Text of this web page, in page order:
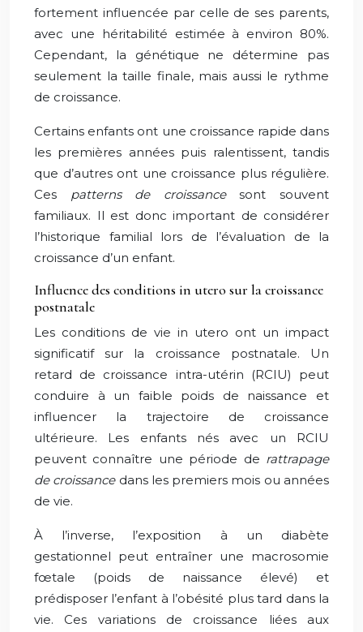
fortement influencée par celle de ses parents,
avec une héritabilité estimée à environ 80%.
Cependant, la génétique ne détermine pas
seulement la taille finale, mais aussi le rythme
de croissance.
Certains enfants ont une croissance rapide dans
les premières années puis ralentissent, tandis
que d’autres ont une croissance plus régulière.
Ces patterns de croissancesont souvent
familiaux. Il est donc important de considérer
l’historique familial lors de l’évaluation de la
croissance d’un enfant.
Influence des conditions in utero sur la croissance
postnatale
Les conditions de vie in utero ont un impact
significatif sur la croissance postnatale. Un
retard de croissance intra-utérin (RCIU) peut
conduire à un faible poids de naissance et
influencer la trajectoire de croissance
ultérieure. Les enfants nés avec un RCIU
peuvent connaître une période de rattrapage
de croissance dans les premiers mois ou années
de vie.
À l’inverse, l’exposition à un diabète
gestationnel peut entraîner une macrosomie
fœtale (poids de naissance élevé) et
prédisposer l’enfant à l’obésité plus tard dans la
vie. Ces variations de croissance liées aux